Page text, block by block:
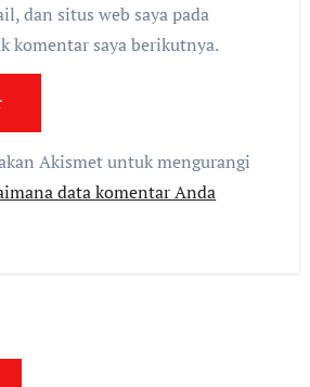
dan situs web saya pada
komentar saya berikutnya.
Akismet untuk mengurangi
data komentar Anda